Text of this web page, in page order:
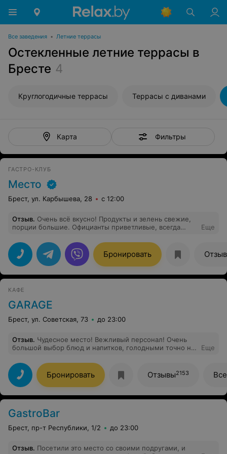
Все заведения • Летние террасы
Остекленные летние террасы в
Бресте 4
Круглогодичные террасы Террасы с диванами
Карта Фильтры
ГАСТРО-КЛУБ
Место
Брест, ул. Карбышева, 28 с 12:00
Отзыв. Очень всё вкусно! Продукты и зелень свежие,
порции большие. Официанты приветливые, всегда
нежные и свежие. Рекомендую посетить это "Место"
Еще
Бронировать
КАФЕ
GARAGE
Брест, ул. Советская, 73 до 23:00
Отзыв. Чудесное место! Вежливый персонал! Очень
большой выбор блюд и напитков, голодными точно не
Еще
Бронировать Отзывы2153
GastroBar
Брест, пр-т Республики, 1/2 до 23:00
Отзыв. Посетили это место со своими подругами, и